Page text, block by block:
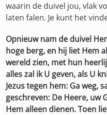
waarin de duivel jou, vlak
laten falen. Je kunt het
Opnieuw nam de duivel
hoge berg, en hij liet Hem
wereld zien, met hun
alles zal ik U geven, als U
Jezus tegen hem: Ga weg,
geschreven: De Heere, uw
Hem alleen dienen. Toen